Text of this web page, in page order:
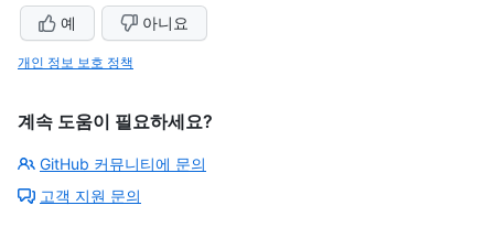
예 아니요
개인 정보 보호 정책
계속 도움이 필요하세요?
GitHub 커뮤니티에 문의
고객 지원 문의